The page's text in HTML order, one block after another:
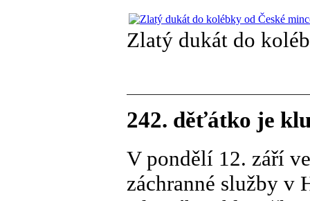
Zlatý dukát do
242. děťátko je
V pondělí 12. září
záchranné služby v